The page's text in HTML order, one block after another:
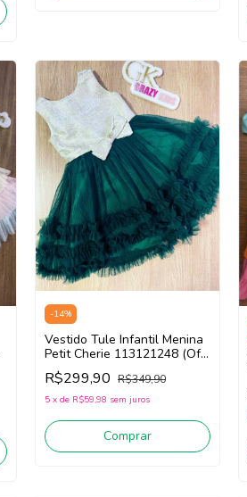
-14%
Vestido Tule Infantil Menina
Petit Cherie 113121248 (Off
White/Verde Escuro)
R$299,90 R$349,90
5 x de R$59,98 sem juros
Comprar